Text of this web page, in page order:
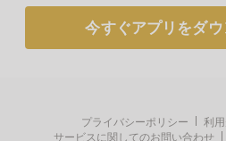
アプリでチラシ
今すぐアプリをダ
プライバシーポリシー 利
サービスに関してのお問い合わせ